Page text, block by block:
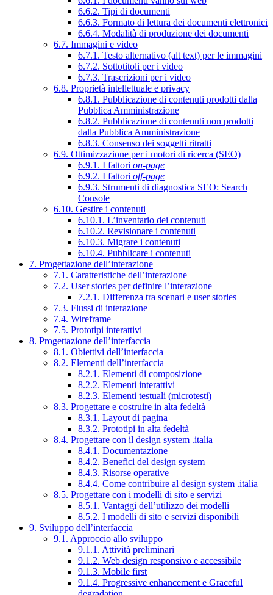
6.6.2. Tipi di documenti
6.6.3. Formato di lettura dei documenti elettronici
6.6.4. Modalità di produzione dei documenti
6.7. Immagini e video
6.7.1. Testo alternativo (alt text) per le immagini
6.7.2. Sottotitoli per i video
6.7.3. Trascrizioni per i video
6.8. Proprietà intellettuale e privacy
6.8.1. Pubblicazione di contenuti prodotti dalla
Pubblica Amministrazione
6.8.2. Pubblicazione di contenuti non prodotti
dalla Pubblica Amministrazione
6.8.3. Consenso dei soggetti ritratti
6.9. Ottimizzazione per i motori di ricerca (SEO)
6.9.1. I fattori on-page
6.9.2. I fattori off-page
6.9.3. Strumenti di diagnostica SEO: Search
Console
6.10. Gestire i contenuti
6.10.1. L’inventario dei contenuti
6.10.2. Revisionare i contenuti
6.10.3. Migrare i contenuti
6.10.4. Pubblicare i contenuti
7. Progettazione dell’interazione
7.1. Caratteristiche dell’interazione
7.2. User stories per definire l’interazione
7.2.1. Differenza tra scenari e user stories
7.3. Flussi di interazione
7.4. Wireframe
7.5. Prototipi interattivi
8. Progettazione dell’interfaccia
8.1. Obiettivi dell’interfaccia
8.2. Elementi dell’interfaccia
8.2.1. Elementi di composizione
8.2.2. Elementi interattivi
8.2.3. Elementi testuali (microtesti)
8.3. Progettare e costruire in alta fedeltà
8.3.1. Layout di pagina
8.3.2. Prototipi in alta fedeltà
8.4. Progettare con il design system .italia
8.4.1. Documentazione
8.4.2. Benefici del design system
8.4.3. Risorse operative
8.4.4. Come contribuire al design system .italia
8.5. Progettare con i modelli di sito e servizi
8.5.1. Vantaggi dell’utilizzo dei modelli
8.5.2. I modelli di sito e servizi disponibili
9. Sviluppo dell’interfaccia
9.1. Approccio allo sviluppo
9.1.1. Attività preliminari
9.1.2. Web design responsivo e accessibile
9.1.3. Mobile first
9.1.4. Progressive enhancement e Graceful